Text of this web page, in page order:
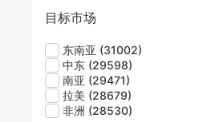
目标市场
东南亚 (31002)
中东 (29598)
南亚 (29471)
拉美 (28679)
非洲 (28530)